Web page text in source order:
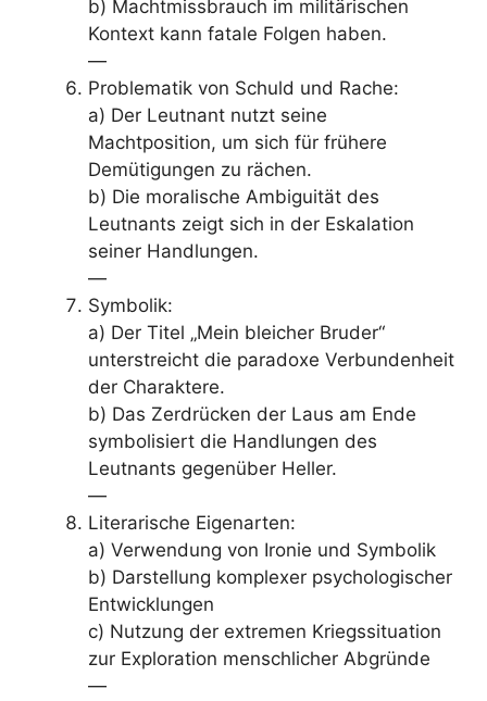
b) Machtmissbrauch im militärischen
Kontext kann fatale Folgen haben.
—
Problematik von Schuld und Rache:
a) Der Leutnant nutzt seine
Machtposition, um sich für frühere
Demütigungen zu rächen.
b) Die moralische Ambiguität des
Leutnants zeigt sich in der Eskalation
seiner Handlungen.
—
Symbolik:
a) Der Titel „Mein bleicher Bruder“
unterstreicht die paradoxe Verbundenheit
der Charaktere.
b) Das Zerdrücken der Laus am Ende
symbolisiert die Handlungen des
Leutnants gegenüber Heller.
—
Literarische Eigenarten:
a) Verwendung von Ironie und Symbolik
b) Darstellung komplexer psychologischer
Entwicklungen
c) Nutzung der extremen Kriegssituation
zur Exploration menschlicher Abgründe
—